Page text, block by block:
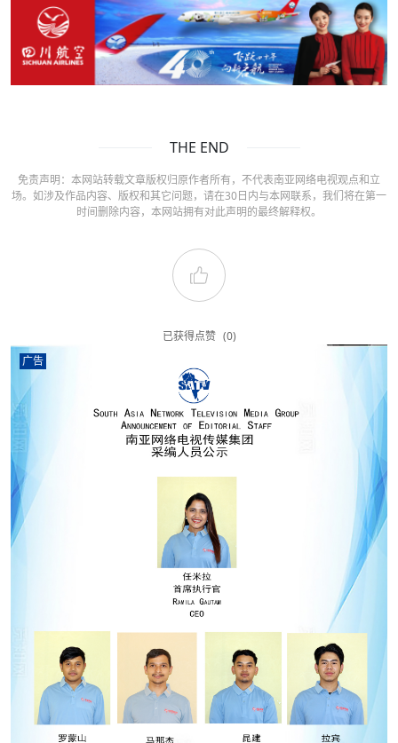
THE END
免责声明：本网站转载文章版权归原作者所有，不代表南亚网络电视观点和立
场。如涉及作品内容、版权和其它问题，请在30日内与本网联系，我们将在第一
时间删除内容，本网站拥有对此声明的最终解释权。
已获得点赞 (0)
广告